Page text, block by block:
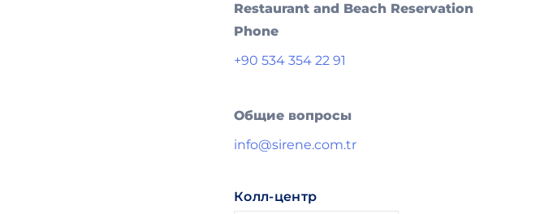
Restaurant and Beach Reservation
Phone
+90 534 354 22 91
Общие вопросы
info@sirene.com.tr
Колл-центр